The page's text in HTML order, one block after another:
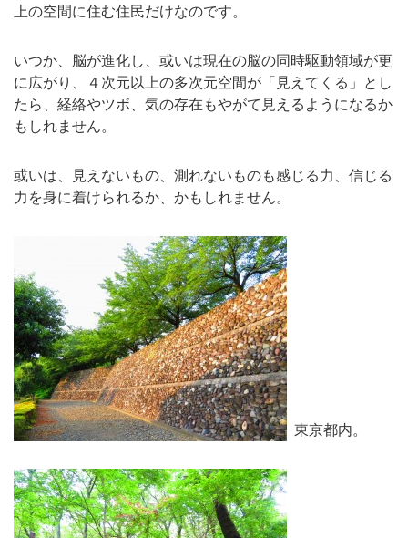
上の空間に住む住民だけなのです。
いつか、脳が進化し、或いは現在の脳の同時駆動領域が更
に広がり、４次元以上の多次元空間が「見えてくる」とし
たら、経絡やツボ、気の存在もやがて見えるようになるか
もしれません。
或いは、見えないもの、測れないものも感じる力、信じる
力を身に着けられるか、かもしれません。
東京都内。